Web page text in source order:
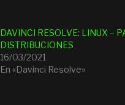
DAVINCI RESOLVE: LINUX –
DISTRIBUCIONES
16/03/2021
En «Davinci Resolve»